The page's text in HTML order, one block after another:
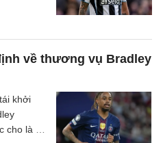
về thương vụ Bradley
khởi
cho là đã